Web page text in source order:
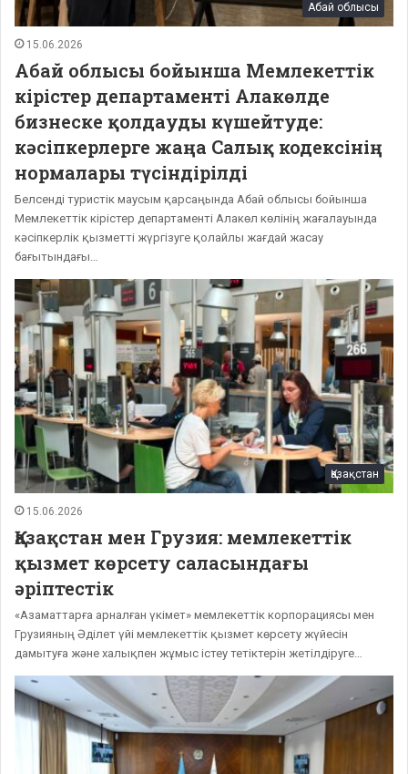
Абай облысы
15.06.2026
Абай облысы бойынша Мемлекеттік
кірістер департаменті Алакөлде
бизнеске қолдауды күшейтуде:
кәсіпкерлерге жаңа Салық кодексінің
нормалары түсіндірілді
Белсенді туристік маусым қарсаңында Абай облысы бойынша
Мемлекеттік кірістер департаменті Алакөл көлінің жағалауында
кәсіпкерлік қызметті жүргізуге қолайлы жағдай жасау
бағытындағы…
Қазақстан
15.06.2026
Қазақстан мен Грузия: мемлекеттік
қызмет көрсету саласындағы
әріптестік
«Азаматтарға арналған үкімет» мемлекеттік корпорациясы мен
Грузияның Әділет үйі мемлекеттік қызмет көрсету жүйесін
дамытуға және халықпен жұмыс істеу тетіктерін жетілдіруге…